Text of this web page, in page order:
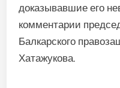
доказывавшие его
комментарии
Балкарского
Хатажукова.